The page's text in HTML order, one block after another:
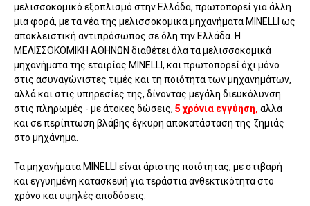
μελισσοκομικό εξοπλισμό στην Ελλάδα, πρωτοπορεί για άλλη
μια φορά, με τα νέα της μελισσοκομικά μηχανήματα MINELLI ως
αποκλειστική αντιπρόσωπος σε όλη την Ελλάδα. Η
ΜΕΛΙΣΣΟΚΟΜΙΚΗ ΑΘΗΝΩΝ διαθέτει όλα τα μελισσοκομικά
μηχανήματα της εταιρίας MINELLI, και πρωτοπορεί όχι μόνο
στις ασυναγώνιστες τιμές και τη ποιότητα των μηχανημάτων,
αλλά και στις υπηρεσίες της, δίνοντας μεγάλη διευκόλυνση
στις πληρωμές - με άτοκες δώσεις, 5 χρόνια εγγύηση, αλλά
και σε περίπτωση βλάβης έγκυρη αποκατάσταση της ζημιάς
στο μηχάνημα.
Τα μηχανήματα MINELLI είναι άριστης ποιότητας, με στιβαρή
και εγγυημένη κατασκευή για τεράστια ανθεκτικότητα στο
χρόνο και υψηλές αποδόσεις.